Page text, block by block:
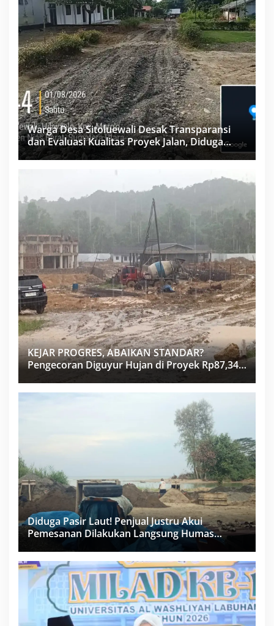
Warga Desa Sitoluewali Desak Transparansi
dan Evaluasi Kualitas Proyek Jalan, Diduga
Minim Informasi
KEJAR PROGRES, ABAIKAN STANDAR?
Pengecoran Diguyur Hujan di Proyek Rp87,34
Miliar Sukma Nias, Konsultan, Pengawas dan
PPK Bungkam
Diduga Pasir Laut! Penjual Justru Akui
Pemesanan Dilakukan Langsung Humas